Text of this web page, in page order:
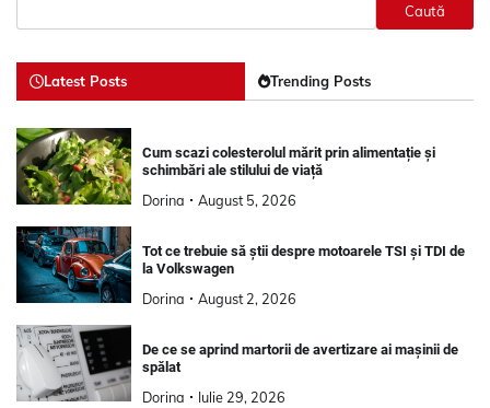
Caută
Latest Posts Trending Posts
Cum scazi colesterolul mărit prin alimentație și
schimbări ale stilului de viață
Dorina August 5, 2026
Tot ce trebuie să știi despre motoarele TSI și TDI de
la Volkswagen
Dorina August 2, 2026
De ce se aprind martorii de avertizare ai mașinii de
spălat
Dorina Iulie 29, 2026